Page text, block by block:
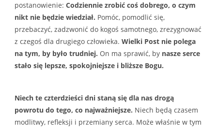
postanowienie: Codziennie zrobić coś dobrego, o czym
nikt nie będzie wiedział. Pomóc, pomodlić się,
przebaczyć, zadzwonić do kogoś samotnego, zrezygnować
z czegoś dla drugiego człowieka. Wielki Post nie polega
na tym, by było trudniej. On ma sprawić, by nasze serce
stało się lepsze, spokojniejsze i bliższe Bogu.
Niech te czterdzieści dni staną się dla nas drogą
powrotu do tego, co najważniejsze. Niech będą czasem
modlitwy, refleksji i przemiany serca. Może właśnie w tym